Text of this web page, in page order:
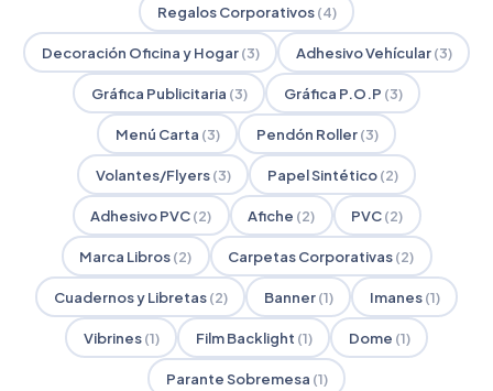
Regalos Corporativos(4)
Decoración Oficina y Hogar(3) Adhesivo Vehícular(3)
Gráfica Publicitaria (3) Gráfica P.O.P (3)
Menú Carta (3) Pendón Roller(3)
Volantes/Flyers(3) Papel Sintético(2)
Adhesivo PVC(2) Afiche (2) PVC(2)
Marca Libros(2) Carpetas Corporativas(2)
Cuadernos y Libretas(2) Banner(1) Imanes(1)
Vibrines(1) Film Backlight (1) Dome (1)
Parante Sobremesa (1)